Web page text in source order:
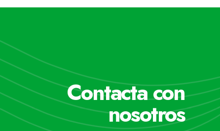
Contacta con
nosotros